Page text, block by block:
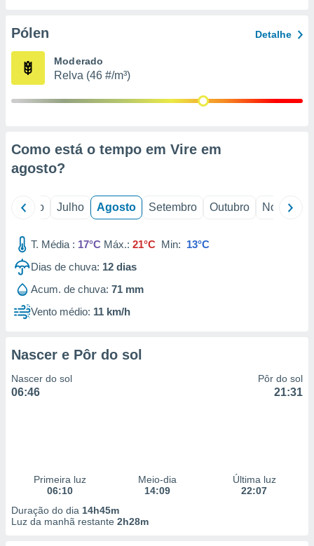
através
estudos
e
Pólen Detalhe
Moderado
Relva (46 #/m³)
Como está o tempo em Vire em
agosto?
Junho Julho Agosto Setembro Outubro Novembro
T. Média : 17°C Máx.: 21°C Min: 13°C
Dias de chuva: 12 dias
Acum. de chuva: 71 mm
Vento médio: 11 km/h
Nascer e Pôr do sol
Nascer do sol
06:46
Pôr do sol
21:31
Primeira luz
06:10
Meio-dia
14:09
Última luz
22:07
Duração do dia 14h45m
Luz da manhã restante 2h28m